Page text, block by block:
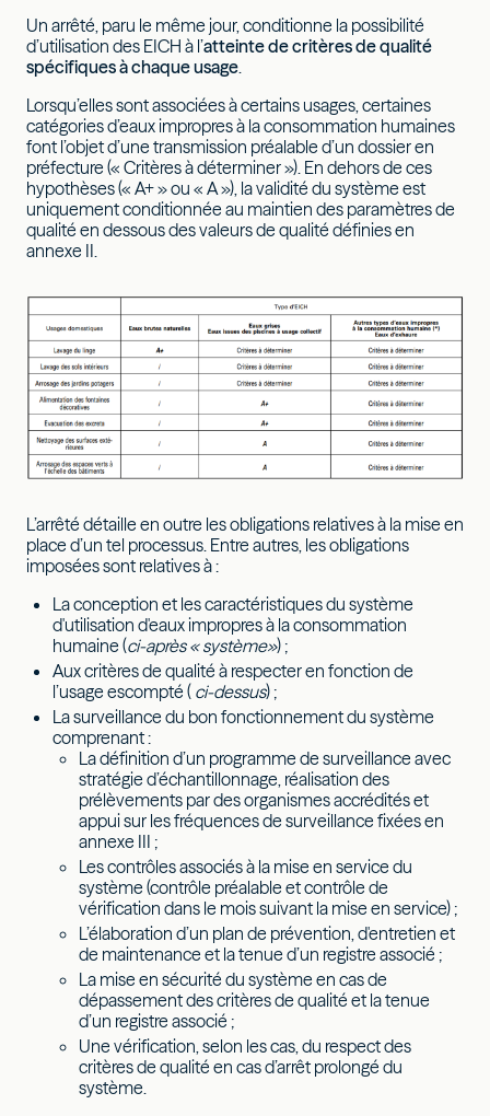
Un arrêté, paru le même jour, conditionne la possibilité
d’utilisation des EICH à l’atteinte de critères de qualité
spécifiques à chaque usage.
Lorsqu’elles sont associées à certains usages, certaines
catégories d’eaux impropres à la consommation humaines
font l’objet d’une transmission préalable d’un dossier en
préfecture (« Critères à déterminer »). En dehors de ces
hypothèses (« A+ » ou « A »), la validité du système est
uniquement conditionnée au maintien des paramètres de
qualité en dessous des valeurs de qualité définies en
annexe II.
L’arrêté détaille en outre les obligations relatives à la mise en
place d’un tel processus. Entre autres, les obligations
imposées sont relatives à :
La conception et les caractéristiques du système
d'utilisation d'eaux impropres à la consommation
humaine (ci-après « système») ;
Aux critères de qualité à respecter en fonction de
l’usage escompté ( ci-dessus) ;
La surveillance du bon fonctionnement du système
comprenant :
La définition d’un programme de surveillance avec
stratégie d’échantillonnage, réalisation des
prélèvements par des organismes accrédités et
appui sur les fréquences de surveillance fixées en
annexe III ;
Les contrôles associés à la mise en service du
système (contrôle préalable et contrôle de
vérification dans le mois suivant la mise en service) ;
L’élaboration d’un plan de prévention, d'entretien et
de maintenance et la tenue d’un registre associé ;
La mise en sécurité du système en cas de
dépassement des critères de qualité et la tenue
d’un registre associé ;
Une vérification, selon les cas, du respect des
critères de qualité en cas d’arrêt prolongé du
système.